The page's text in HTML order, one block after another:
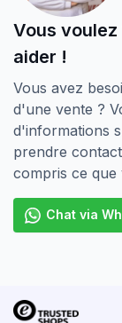
Vous voulez
aider !
Vous avez
d'une vente ?
d'informations
prendre
compris ce que
Chat via